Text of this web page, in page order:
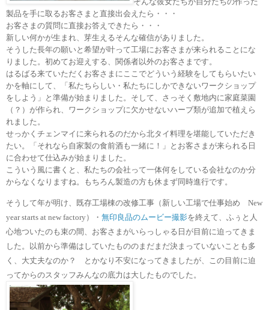
製品を手に取るお客さまと直接出会えたら・・・
お客さまの質問に直接お答えできたら・・・
新しい何かが生まれ、芽生えるそんな確信がありました。
そうした長年の願いと希望が叶って工場にお客さまが来られることにな
りました。初めてお迎えする、関係者以外のお客さまです。
はるばる来ていただくお客さまにここでどういう経験をしてもらいたい
かを軸にして、「私たちらしい・私たちにしかできないワークショップ
をしよう」と準備が始まりました。そして、さっそく敷地内に家庭菜園
（？）が作られ、ワークショップに欠かせないハーブ類が追加で植えら
れました。
せっかくチェンマイに来られるのだから北タイ料理を堪能していただき
たい。「それなら自家製の食前酒も一緒に！」とお客さまが来られる日
に合わせて仕込みが始まりました。
こういう風に書くと、私たちの会社って一体何をしている会社なのか分
からなくなりますね。もちろん製造の方も休まず同時進行です。
そうして年が明け、既存工場棟の改修工事 （ 新しい工場で仕事始め New
year starts at new factory） ・ 無印良品のムービー撮影を終えて、ふぅと人
心地ついたのも束の間、お客さまがいらっしゃる日が目前に迫ってきま
した。以前から準備はしていたもののまだまだ決まっていないことも多
く、大丈夫なのか？ とかなり不安になってきましたが、この目前に迫
ってからのスタッフみんなの底力は大したものでした。